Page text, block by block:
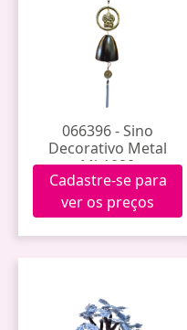
066396 - Sino
Decorativo Metal
Mk1088
Cadastre-se para
ver os preços